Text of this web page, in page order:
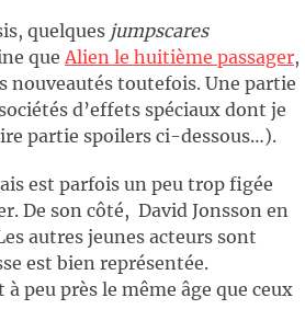
quelques jumpscares
queAlien le huitième passager,
nouveautés toutefois. Une partie
d’effets spéciaux dont je
partie spoilers ci-dessous…).
est parfois un peu trop figée
De son côté, David Jonsson en
autres jeunes acteurs sont
est bien représentée.
peu près le même âge que ceux